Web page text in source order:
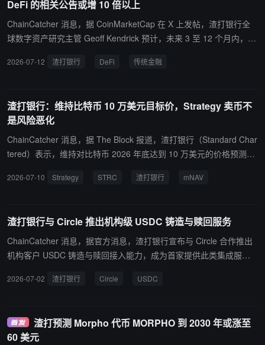
DeFi 的相关公告或增 10 倍以上
ChainCatcher 消息，据 CoinMarketCap 在 X 上发帖，渣打银行全
球数字资产研究主管 Geoff Kendrick 预计，未来 3 至 12 个月内，传
2026-07-12 渣打银行 DeFi 传统金融
渣打银行：维持比特币 10 万美元目标价，Strategy 卖币不
是风险恶化
ChainCatcher 消息，据 The Block 报道，渣打银行（Standard Char
tered）表示，维持对比特币 2026 年底达到 10 万美元的价格预测，
跌，并非公司资产负债表恶化，而是战略调整未能被市场充分理解所
接受的是公司“永不出售比特币”的叙事，但如今 Strategy 似乎正在转
向更复杂的资本运作模式，能否清晰传达这一变化，将决定市场压力
何时缓解。 目前，Strategy 持有 843,775 枚比特币，占比特币 2100
的 mNAV（企业价值/比特币资产价值）长期高于 1，使公司能够通过
接近 1，该融资模式的杠杆效应正在减弱。Kendrick 认为，Strategy
正在从“比特币积累工具”转向“比特币信用支持工具”，即通过持有比
2026-07-10 Strategy STRC 渣打银行 mNAV
渣打银行与 Circle 推出机构级 USDC 铸造与赎回服务
ChainCatcher 消息，据官方消息，渣打银行宣布与 Circle 合作推出
机构客户 USDC 铸造与赎回接入能力，成为首家提供此类集成服务
户，即可通过单一开户和服务流程使用 USDC。 该服务初期通过渣
2026-07-02 渣打银行 Circle USDC
渣打预测 Morpho 代币 MORPHO 到 2030 年或涨至
60 美元